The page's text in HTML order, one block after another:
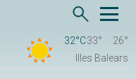
32°C33°
26°
Illes Balears